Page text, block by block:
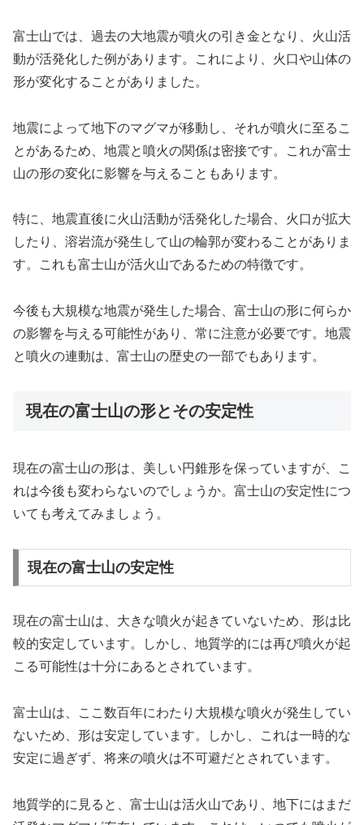
富士山では、過去の大地震が噴火の引き金となり、火山活
動が活発化した例があります。これにより、火口や山体の
形が変化することがありました。
地震によって地下のマグマが移動し、それが噴火に至るこ
とがあるため、地震と噴火の関係は密接です。これが富士
山の形の変化に影響を与えることもあります。
特に、地震直後に火山活動が活発化した場合、火口が拡大
したり、溶岩流が発生して山の輪郭が変わることがありま
す。これも富士山が活火山であるための特徴です。
今後も大規模な地震が発生した場合、富士山の形に何らか
の影響を与える可能性があり、常に注意が必要です。地震
と噴火の連動は、富士山の歴史の一部でもあります。
現在の富士山の形とその安定性
現在の富士山の形は、美しい円錐形を保っていますが、こ
れは今後も変わらないのでしょうか。富士山の安定性につ
いても考えてみましょう。
現在の富士山の安定性
現在の富士山は、大きな噴火が起きていないため、形は比
較的安定しています。しかし、地質学的には再び噴火が起
こる可能性は十分にあるとされています。
富士山は、ここ数百年にわたり大規模な噴火が発生してい
ないため、形は安定しています。しかし、これは一時的な
安定に過ぎず、将来の噴火は不可避だとされています。
地質学的に見ると、富士山は活火山であり、地下にはまだ